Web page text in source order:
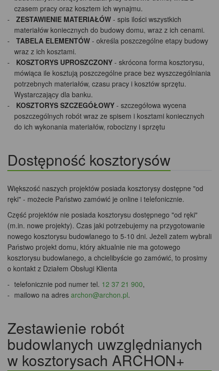
czasem pracy oraz kosztem ich wynajmu.
ZESTAWIENIE MATERIAŁÓW - spis ilości wszystkich
materiałów koniecznych do budowy domu, wraz z ich cenami.
TABELA ELEMENTÓW - określa poszczególne etapy budowy
wraz z ich kosztami.
KOSZTORYS UPROSZCZONY - skrócona forma kosztorysu,
mówiąca ile kosztują poszczególne prace bez wyszczególniania
potrzebnych materiałów, czasu pracy i kosztów sprzętu.
Wystarczający dla banku.
KOSZTORYS SZCZEGÓŁOWY - szczegółowa wycena
poszczególnych robót wraz ze spisem i kosztami koniecznych
do ich wykonania materiałów, robocizny i sprzętu
Dostępność kosztorysów
Większość naszych projektów posiada kosztorysy dostępne "od
ręki" - możecie Państwo zamówić je online i telefonicznie.
Część projektów nie posiada kosztorysu dostępnego "od ręki"
(m.in. nowe projekty). Czas jaki potrzebujemy na przygotowanie
nowego kosztorysu budowlanego to 5-10 dni. Jeżeli zatem wybrali
Państwo projekt domu, który aktualnie nie ma gotowego
kosztorysu budowlanego, a chcielibyście go zamówić, to prosimy
o kontakt z Działem Obsługi Klienta
telefonicznie pod numer tel. 12 37 21 900,
mailowo na adres archon@archon.pl.
Zestawienie robót
budowlanych uwzględnianych
w kosztorysach ARCHON+